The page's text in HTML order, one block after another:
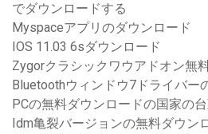
でダウンロードする
Myspaceアプリのダウンロード
IOS 11.03 6sダウンロード
Zygorクラシックワウアドオン無
Bluetoothウィンドウ7ドライバー
PCの無料ダウンロードの国家の
Idm亀裂バージョンの無料ダウン